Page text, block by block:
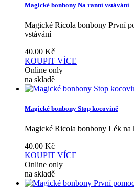
Magické bonbony Na ranní vstávání
Magické Ricola bonbony První
vstávání
40.00 Kč
KOUPIT VÍCE
Online only
na skladě
Magické bonbony Stop kocovině
Magické Ricola bonbony Lék na
40.00 Kč
KOUPIT VÍCE
Online only
na skladě